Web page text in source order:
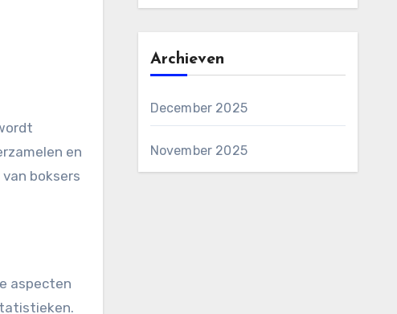
en
boksers
aspecten
Archieven
December 2025
November 2025